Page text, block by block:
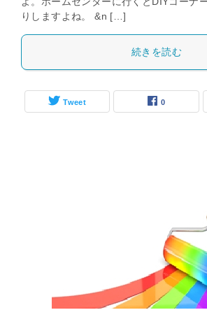
りしますよね。 &n […]
続きを読む
Tweet 0